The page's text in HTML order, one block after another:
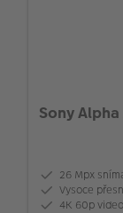
Sony
26 Mpx
Vysoce
4K 60p